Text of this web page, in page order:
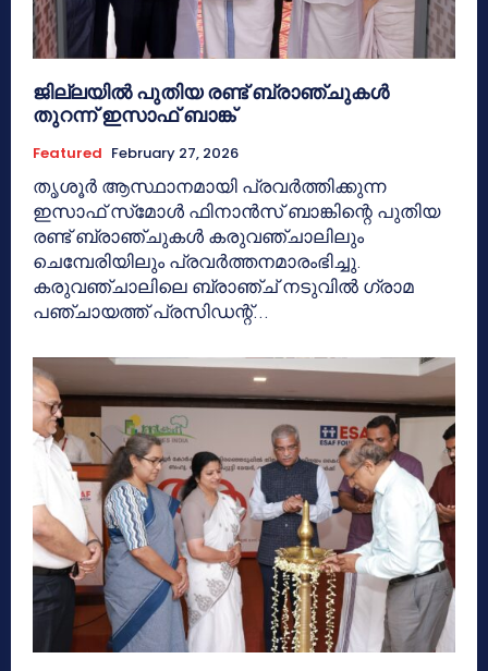
ജില്ലയിൽ പുതിയ രണ്ട് ബ്രാഞ്ചുകൾ
തുറന്ന് ഇസാഫ് ബാങ്ക്
Featured February 27, 2026
തൃശൂര്‍ ആസ്ഥാനമായി പ്രവര്‍ത്തിക്കുന്ന
ഇസാഫ് സ്‌മോള്‍ ഫിനാന്‍സ് ബാങ്കിന്റെ പുതിയ
രണ്ട് ബ്രാഞ്ചുകൾ കരുവഞ്ചാലിലും
ചെമ്പേരിയിലും പ്രവർത്തനമാരംഭിച്ചു.
കരുവഞ്ചാലിലെ ബ്രാഞ്ച് നടുവിൽ ഗ്രാമ
പഞ്ചായത്ത് പ്രസിഡന്റ്...